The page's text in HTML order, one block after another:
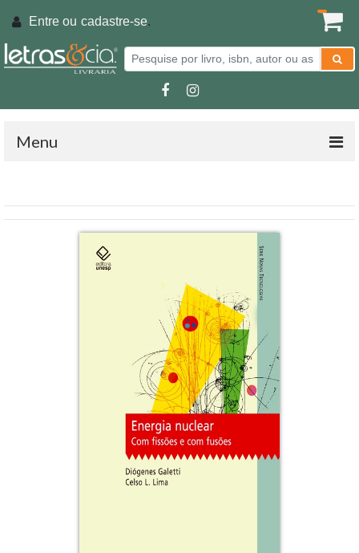
Entre ou cadastre-se.
Menu